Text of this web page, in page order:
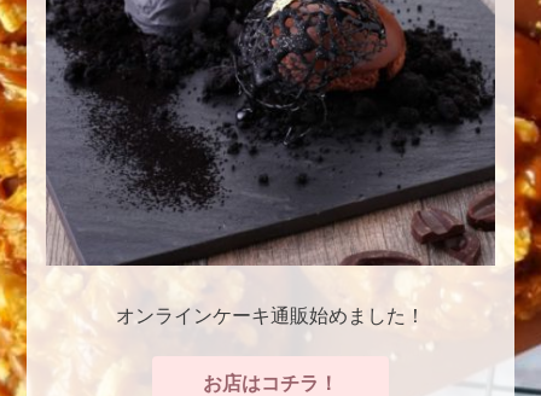
オンラインケーキ通販始めました！
お店はコチラ！